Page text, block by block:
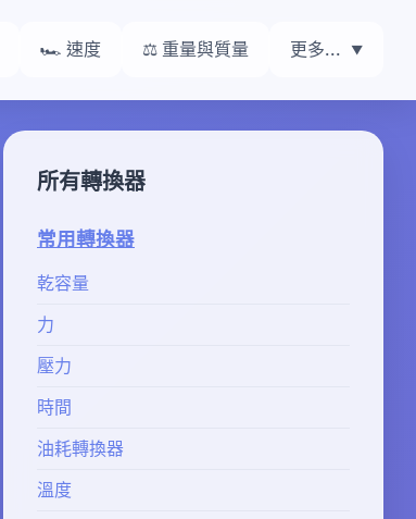
🏎️ 速度 ⚖️ 重量與質量 更多...
所有轉換器
常用轉換器
乾容量
力
壓力
時間
油耗轉換器
溫度